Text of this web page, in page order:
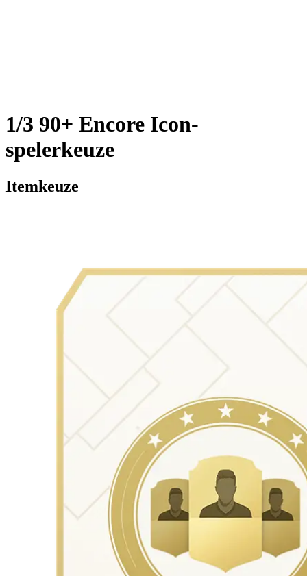
1/3 90+ Encore Icon-
spelerkeuze
Itemkeuze